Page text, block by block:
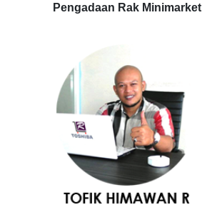
Pengadaan Rak Minimarket